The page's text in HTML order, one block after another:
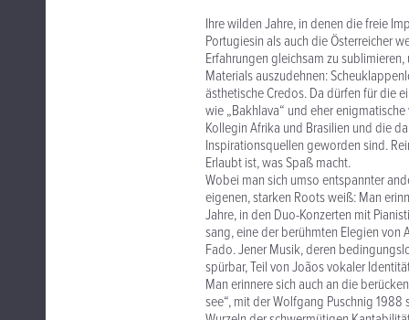
Ihre wilden Jahre, in denen die freie
Portugiesin als auch die Österreicher
Erfahrungen gleichsam zu
Materials auszudehnen:
ästhetische Credos. Da dürfen für die
wie „Bakhlava“ und eher
Kollegin Afrika und Brasilien und die
Inspirationsquellen geworden sind.
Erlaubt ist, was Spaß macht.
Wobei man sich umso entspannter
eigenen, starken Roots weiß: Man
Jahre, in den Duo-Konzerten mit
sang, eine der berühmten Elegien
Fado. Jener Musik, deren
spürbar, Teil von Joãos vokaler
Man erinnere sich auch an die
see“, mit der Wolfgang Puschnig